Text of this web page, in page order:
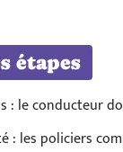
étapes
: le conducteur
: les policiers